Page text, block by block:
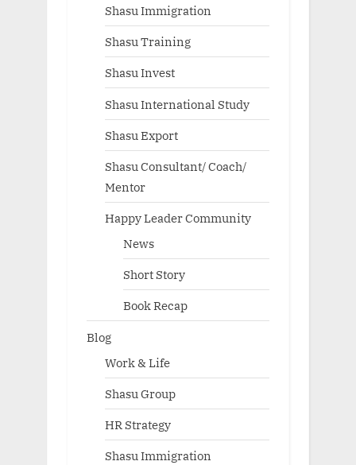
Shasu Immigration
Shasu Training
Shasu Invest
Shasu International Study
Shasu Export
Shasu Consultant/ Coach/
Mentor
Happy Leader Community
News
Short Story
Book Recap
Blog
Work & Life
Shasu Group
HR Strategy
Shasu Immigration